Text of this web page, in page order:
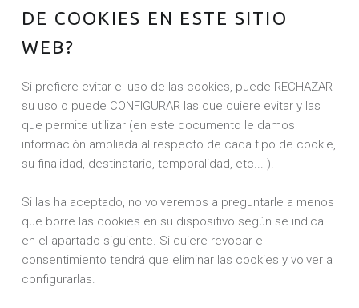
DE COOKIES EN ESTE SITIO
WEB?
Si prefiere evitar el uso de las cookies, puede RECHAZAR
su uso o puede CONFIGURAR las que quiere evitar y las
que permite utilizar (en este documento le damos
información ampliada al respecto de cada tipo de cookie,
su finalidad, destinatario, temporalidad, etc... ).
Si las ha aceptado, no volveremos a preguntarle a menos
que borre las cookies en su dispositivo según se indica
en el apartado siguiente. Si quiere revocar el
consentimiento tendrá que eliminar las cookies y volver a
configurarlas.